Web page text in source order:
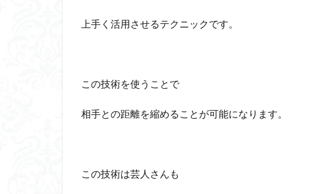
上手く活用させるテクニックです。
この技術を使うことで
相手との距離を縮めることが可能になります。
この技術は芸人さんも